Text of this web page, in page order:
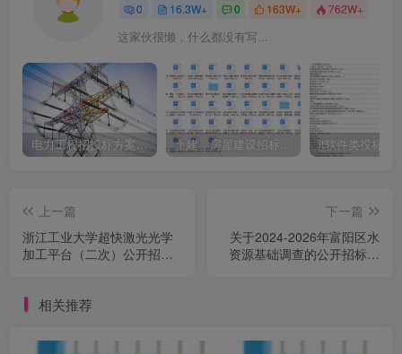
0 16.3W+ 0 163W+ 762W+
这家伙很懒，什么都没有写...
电力工程招投标方案模板 土建、房屋建设招标文件标书模板 it软件类投标书
上一篇
浙江工业大学超快激光光学
加工平台（二次）公开招标
下一篇
关于2024-2026年富阳区水
资源基础调查的公开招标公
相关推荐